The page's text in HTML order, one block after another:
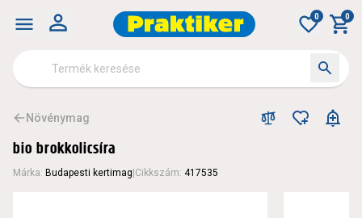
0 0
Növénymag
bio brokkolicsíra
Márka: Budapesti kertimag Cikkszám: 417535